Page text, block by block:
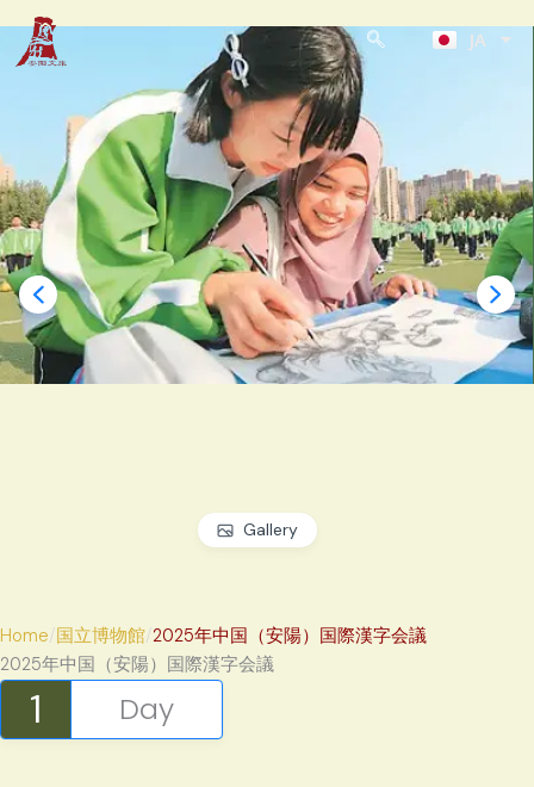
容
キ
ッ
プ
JA
KO
Gallery
Home 国立博物館 2025年中国（安陽）国際漢字会議
2025年中国（安陽）国際漢字会議
1 Day